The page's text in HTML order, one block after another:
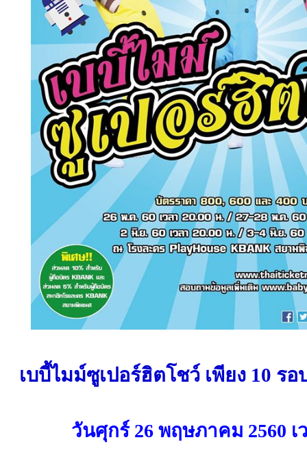
เบบี้ไมม์ซูเปอร์ฮิตโชว์ เพียง 10 ร
วันศุกร์ 26 พฤษภาคม 2560 เ